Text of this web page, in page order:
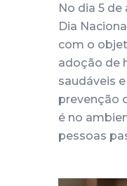
No dia 5
Dia
com o
adoção de
saudáveis
prevenção
é no
pessoas